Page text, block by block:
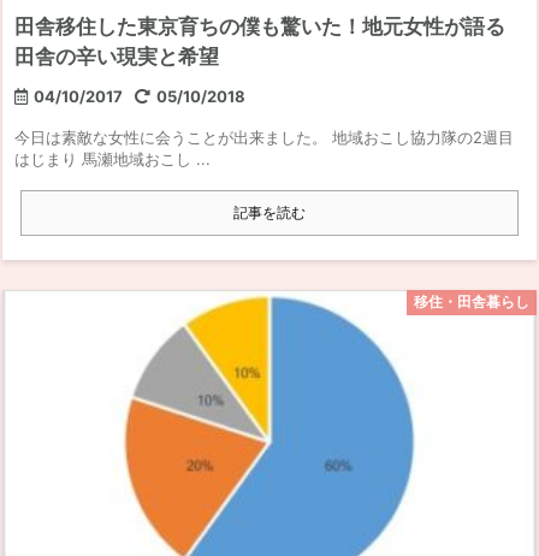
田舎移住した東京育ちの僕も驚いた！地元女性が語る
田舎の辛い現実と希望
04/10/2017 05/10/2018
今日は素敵な女性に会うことが出来ました。 地域おこし協力隊の2週目
はじまり 馬瀬地域おこし ...
記事を読む
移住・田舎暮らし